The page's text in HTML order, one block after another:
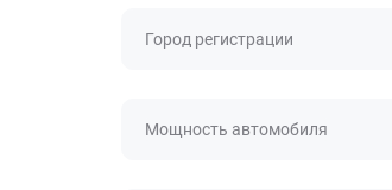
Город регистрации
Мощность автомобиля